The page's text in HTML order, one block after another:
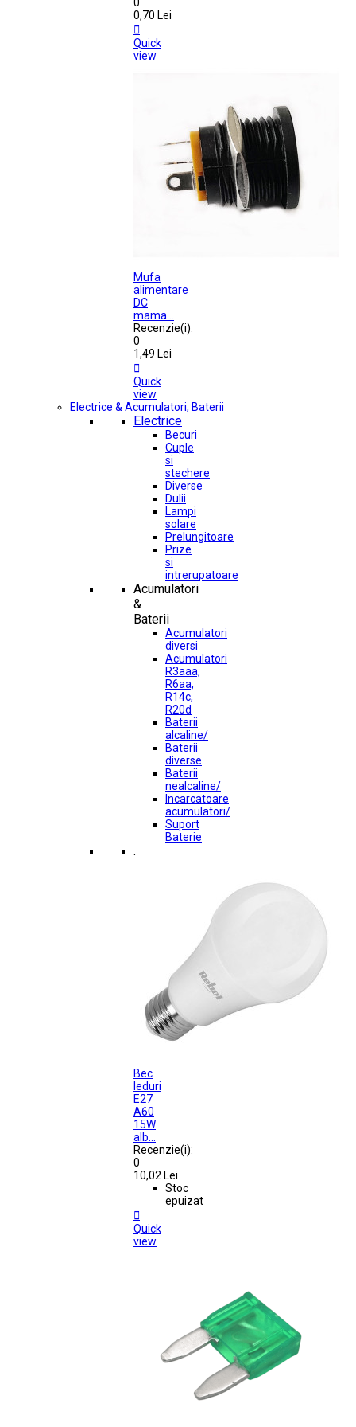
0,70 Lei

Quick
view
Mufa
alimentare
DC
mama...
Recenzie(i):
0
1,49 Lei

Quick
view
Electrice & Acumulatori, Baterii
Electrice
Becuri
Cuple
si
stechere
Diverse
Dulii
Lampi
solare
Prelungitoare
Prize
si
intrerupatoare
Acumulatori
&
Baterii
Acumulatori
diversi
Acumulatori
R3aaa,
R6aa,
R14c,
R20d
Baterii
alcaline/
Baterii
diverse
Baterii
nealcaline/
Incarcatoare
acumulatori/
Suport
Baterie
.
Bec
leduri
E27
A60
15W
alb...
Recenzie(i):
0
10,02 Lei
Stoc
epuizat

Quick
view